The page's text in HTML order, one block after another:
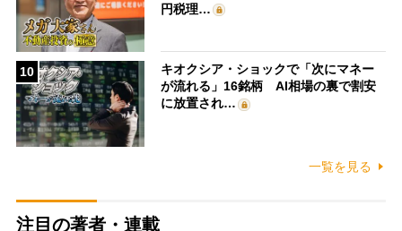
円税理…
10
キオクシア・ショックで「次にマネー
が流れる」16銘柄 AI相場の裏で割安
に放置され…
一覧を見る
注目の著者・連載